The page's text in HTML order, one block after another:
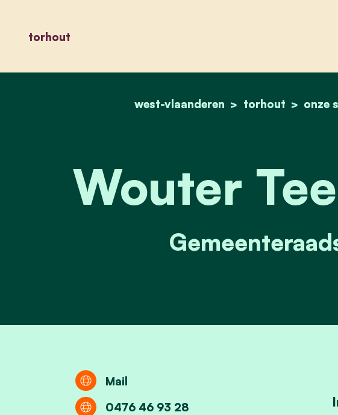
torhout
home
west-vlaanderen torhout onze
wouter
Wouter
Mail
0476 46 93 28